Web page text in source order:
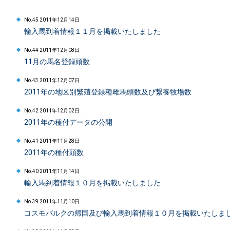
No.45 2011年12月14日
輸入馬到着情報１１月を掲載いたしました
No.44 2011年12月08日
11月の馬名登録頭数
No.43 2011年12月07日
2011年の地区別繁殖登録種雌馬頭数及び繋養牧場数
No.42 2011年12月02日
2011年の種付データの公開
No.41 2011年11月28日
2011年の種付頭数
No.40 2011年11月14日
輸入馬到着情報１０月を掲載いたしました
No.39 2011年11月10日
コスモバルクの帰国及び輸入馬到着情報１０月を掲載いたしま